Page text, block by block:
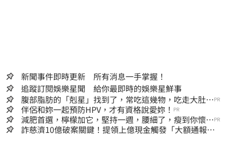
新聞事件即時更新 所有消息一手掌握！
追蹤訂閱娛樂星聞 給你最即時的娛樂星鮮事
腹部脂肪的「剋星」找到了，常吃這幾物，吃走大肚
囊，瘦出小蠻腰
PR
伴侶和妳一起預防HPV，才有資格說愛妳！ PR
減肥首選，檸檬加它，堅持一週，腰細了，瘦到你懷疑
人生
PR
詐慈濟10億破案關鍵！提領上億現金觸發「大額通報」